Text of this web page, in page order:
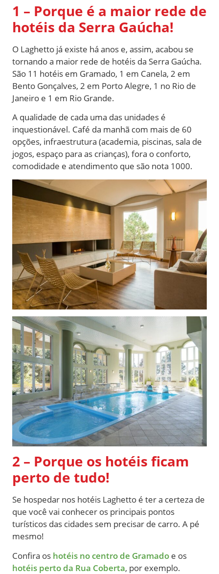
1 – Porque é a maior rede de
hotéis da Serra Gaúcha!
O Laghetto já existe há anos e, assim, acabou se
tornando a maior rede de hotéis da Serra Gaúcha.
São 11 hotéis em Gramado, 1 em Canela, 2 em
Bento Gonçalves, 2 em Porto Alegre, 1 no Rio de
Janeiro e 1 em Rio Grande.
A qualidade de cada uma das unidades é
inquestionável. Café da manhã com mais de 60
opções, infraestrutura (academia, piscinas, sala de
jogos, espaço para as crianças), fora o conforto,
comodidade e atendimento que são nota 1000.
2 – Porque os hotéis ficam
perto de tudo!
Se hospedar nos hotéis Laghetto é ter a certeza de
que você vai conhecer os principais pontos
turísticos das cidades sem precisar de carro. A pé
mesmo!
Confira os hotéis no centro de Gramado e os
hotéis perto da Rua Coberta, por exemplo.